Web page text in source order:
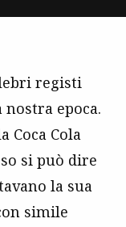
registi
epoca.
Coca Cola
si può dire
la sua
simile